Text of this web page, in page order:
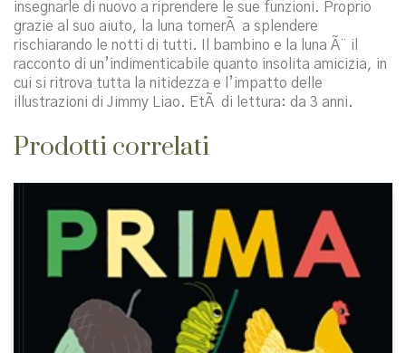
insegnarle di nuovo a riprendere le sue funzioni. Proprio
grazie al suo aiuto, la luna tornerÃ a splendere
rischiarando le notti di tutti. Il bambino e la luna Ã¨ il
racconto di un’indimenticabile quanto insolita amicizia, in
cui si ritrova tutta la nitidezza e l’impatto delle
illustrazioni di Jimmy Liao. EtÃ di lettura: da 3 anni.
Prodotti correlati